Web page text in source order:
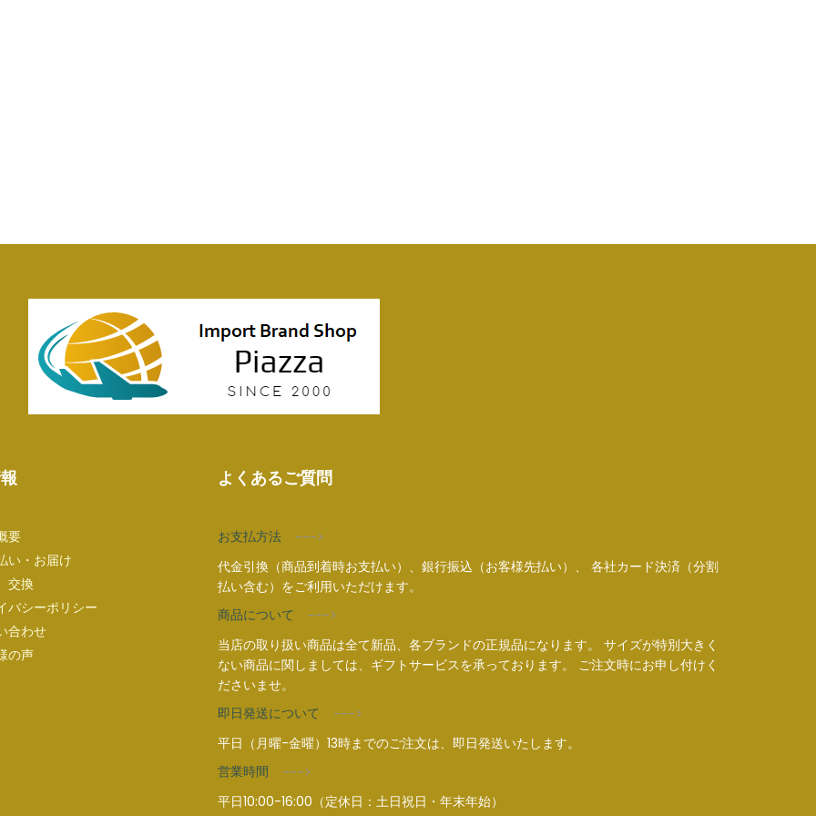
要
い・お届け
交換
バシーポリシー
合わせ
の声
よくあるご質問
お支払方法
--->
代金引換（商品到着時お支払い）、銀行振込（お客様先払い）、 各社カード決済（分割
払い含む）をご利用いただけます。
商品について
--->
当店の取り扱い商品は全て新品、各ブランドの正規品になります。 サイズが特別大きく
ない商品に関しましては、ギフトサービスを承っております。 ご注文時にお申し付けく
ださいませ。
即日発送について
--->
平日（月曜-金曜）13時までのご注文は、即日発送いたします。
営業時間
--->
平日10:00-16:00（定休日：土日祝日・年末年始）